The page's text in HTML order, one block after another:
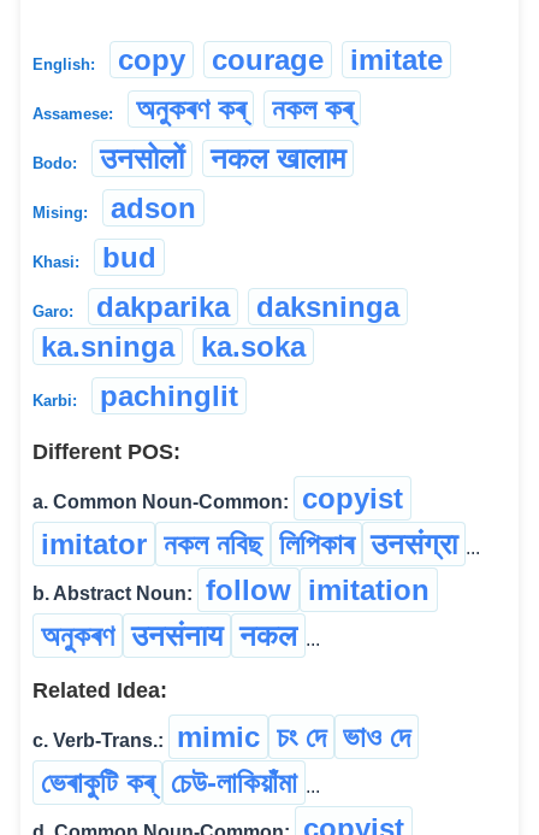
English: copy courage imitate
Assamese: অনুকৰণ কৰ্ নকল কৰ্
Bodo: उनसोलों नकल खालाम
Mising: adson
Khasi: bud
Garo: dakparika
daksninga
ka.sninga
ka.soka
Karbi: pachinglit
Different POS:
a. Common Noun-Common:
copyist
imitator নকল নবিছ লিপিকাৰ उनसंग्रा ...
b. Abstract Noun: follow imitation
অনুকৰণ उनसंनाय नकल ...
Related Idea:
c. Verb-Trans.: mimic চং দে ভাও দে
ভেৰাকুটি কৰ্ চেউ-লাকিয়াঁমা ...
copyist